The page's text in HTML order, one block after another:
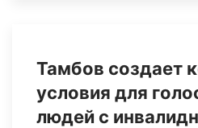
Тамбов создает
условия для
людей с